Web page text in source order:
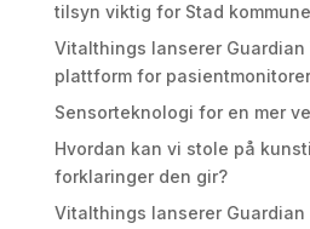
tilsyn viktig for Stad kommune
Vitalthings lanserer Guardian
plattform for
Sensorteknologi for en mer
Hvordan kan vi stole på
forklaringer den gir?
Vitalthings lanserer Guardian